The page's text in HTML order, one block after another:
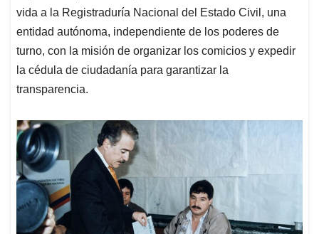
vida a la Registraduría Nacional del Estado Civil, una
entidad autónoma, independiente de los poderes de
turno, con la misión de organizar los comicios y expedir
la cédula de ciudadanía para garantizar la
transparencia.